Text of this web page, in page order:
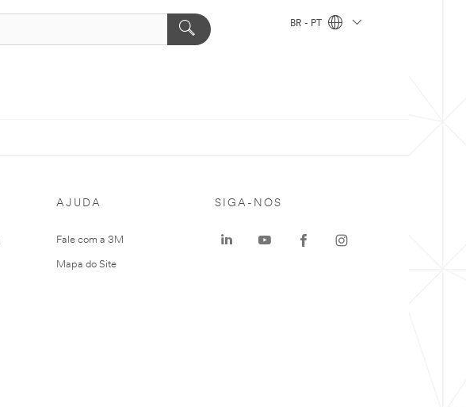
BR - PT
AJUDA
Fale com a 3M
Mapa do Site
SIGA-NOS